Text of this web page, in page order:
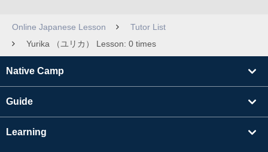
Online Japanese Lesson
Tutor List
Yurika （ユリカ） Lesson: 0 times
Native Camp
Guide
Learning